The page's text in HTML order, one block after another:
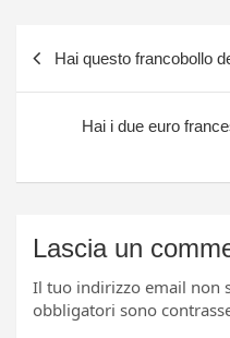
articoli
Hai questo francobollo
Hai i due euro
Lascia un
Il tuo indirizzo email non
obbligatori sono